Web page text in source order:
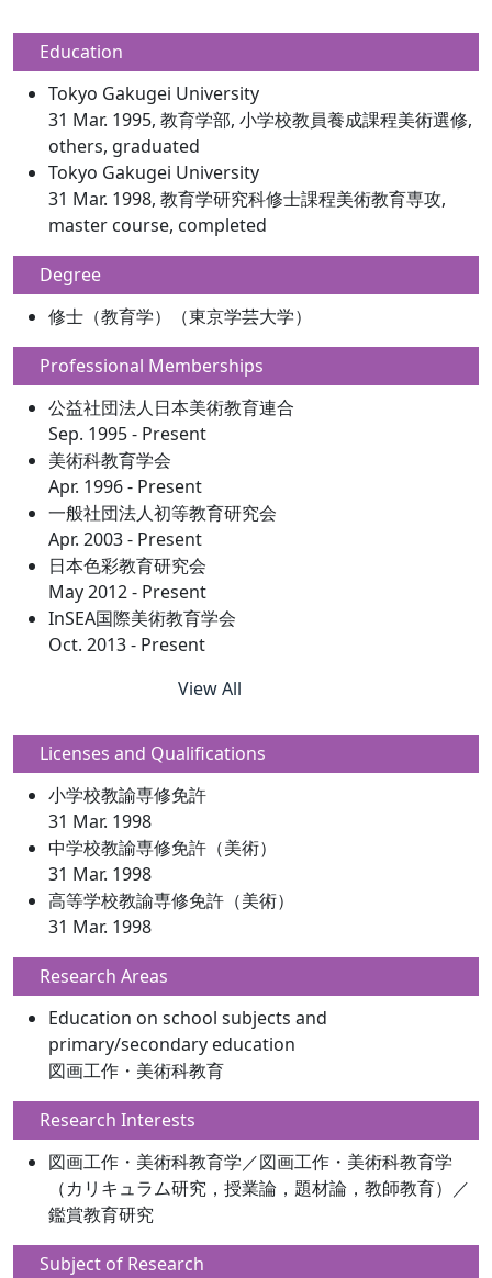
Education
Tokyo Gakugei University
31 Mar. 1995, 教育学部, 小学校教員養成課程美術選修,
others, graduated
Tokyo Gakugei University
31 Mar. 1998, 教育学研究科修士課程美術教育専攻,
master course, completed
Degree
修士（教育学）（東京学芸大学）
Professional Memberships
公益社団法人日本美術教育連合
Sep. 1995 - Present
美術科教育学会
Apr. 1996 - Present
一般社団法人初等教育研究会
Apr. 2003 - Present
日本色彩教育研究会
May 2012 - Present
InSEA国際美術教育学会
Oct. 2013 - Present
View All
Licenses and Qualifications
小学校教諭専修免許
31 Mar. 1998
中学校教諭専修免許（美術）
31 Mar. 1998
高等学校教諭専修免許（美術）
31 Mar. 1998
Research Areas
Education on school subjects and
primary/secondary education
図画工作・美術科教育
Research Interests
図画工作・美術科教育学／図画工作・美術科教育学
（カリキュラム研究，授業論，題材論，教師教育）／
鑑賞教育研究
Subject of Research